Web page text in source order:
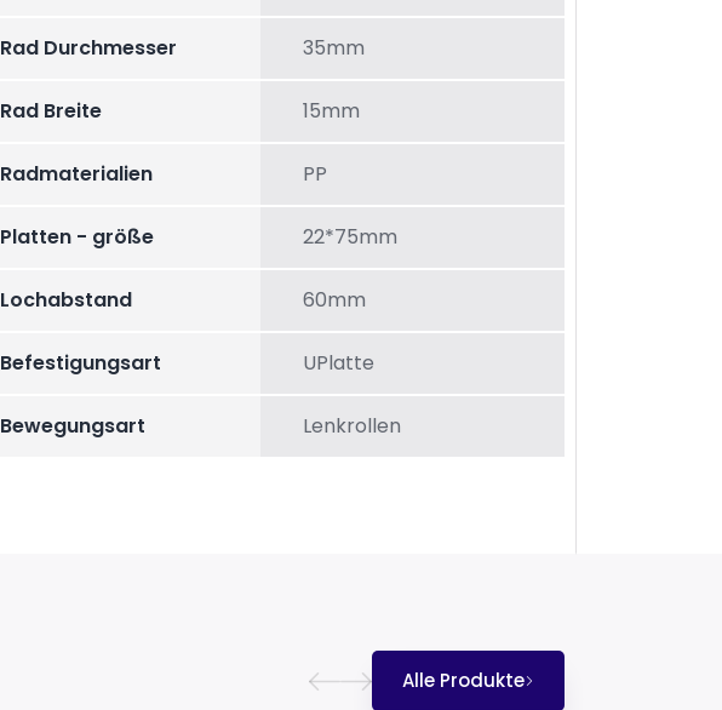
Rad Durchmesser 35mm
Rad Breite 15mm
Radmaterialien PP
Platten - größe 22*75mm
Lochabstand 60mm
Befestigungsart UPlatte
Bewegungsart Lenkrollen
Alle Produkte